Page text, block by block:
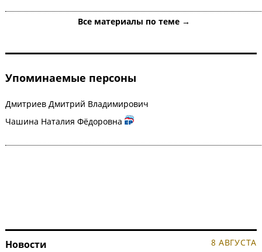
Все материалы по теме →
Упоминаемые персоны
Дмитриев Дмитрий Владимирович
Чашина Наталия Фёдоровна
Новости 8 АВГУСТА